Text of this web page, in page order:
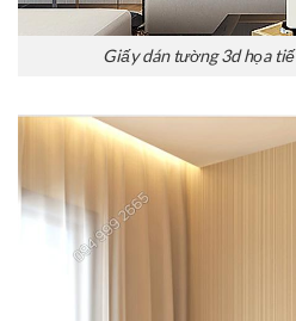
Giấy dán tường 3d họa